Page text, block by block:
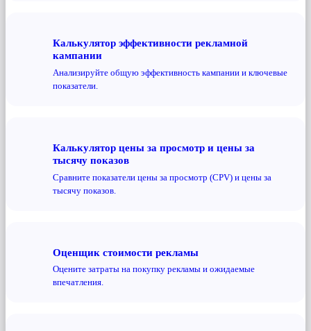
Калькулятор эффективности рекламной
кампании
Анализируйте общую эффективность кампании и ключевые
показатели.
Калькулятор цены за просмотр и цены за
тысячу показов
Сравните показатели цены за просмотр (CPV) и цены за
тысячу показов.
Оценщик стоимости рекламы
Оцените затраты на покупку рекламы и ожидаемые
впечатления.